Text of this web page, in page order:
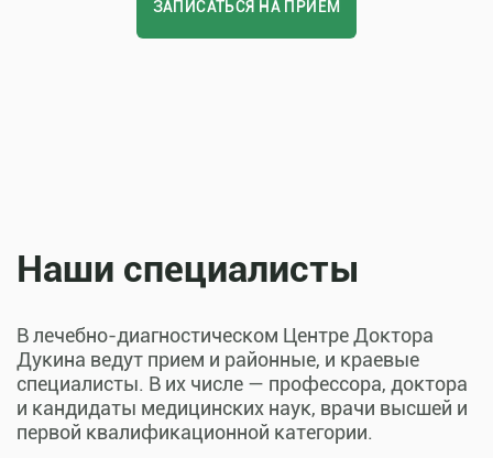
ЗАПИСАТЬСЯ НА ПРИЁМ
Наши специалисты
В лечебно-диагностическом Центре Доктора
Дукина ведут прием и районные, и краевые
специалисты. В их числе — профессора, доктора
и кандидаты медицинских наук, врачи высшей и
первой квалификационной категории.